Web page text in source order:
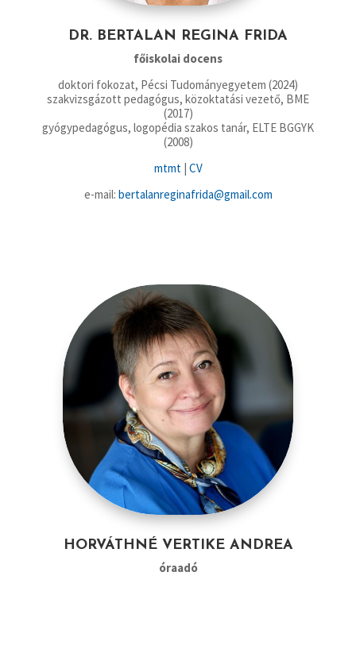
DR. BERTALAN REGINA FRIDA
főiskolai docens
doktori fokozat, Pécsi Tudományegyetem (2024)
szakvizsgázott pedagógus, közoktatási vezető, BME
(2017)
gyógypedagógus, logopédia szakos tanár, ELTE BGGYK
(2008)
mtmt | CV
e-mail: bertalanreginafrida@gmail.com
HORVÁTHNÉ VERTIKE ANDREA
óraadó